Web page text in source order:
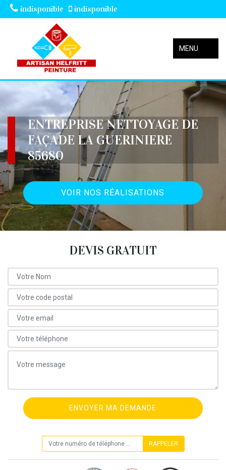
indisponible indisponible
MENU
ENTREPRISE NETTOYAGE DE
FAÇADE LA GUERINIERE
85680
VOIR NOS RÉALISATIONS
DEVIS GRATUIT